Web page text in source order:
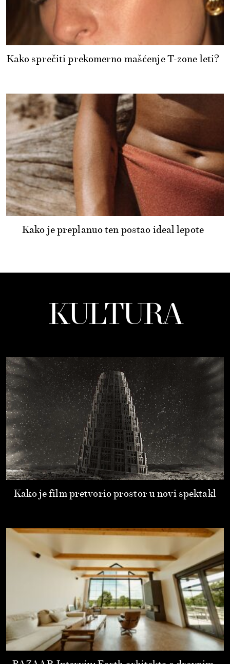
Kako sprečiti prekomerno mašćenje T-zone leti?
Kako je preplanuo ten postao ideal lepote
KULTURA
Kako je film pretvorio prostor u novi spektakl